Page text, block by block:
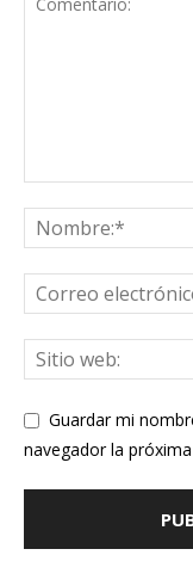
Guardar mi
navegador la